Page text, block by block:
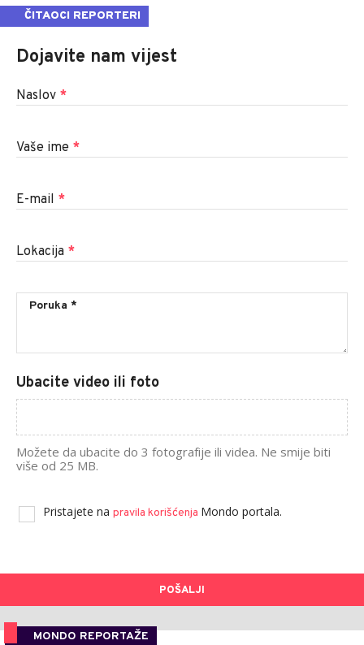
ČITAOCI REPORTERI
Dojavite nam vijest
Naslov *
Vaše ime *
E-mail *
Lokacija *
Ubacite video ili foto
Možete da ubacite do 3 fotografije ili videa. Ne smije biti
više od 25 MB.
Pristajete na pravila korišćenja Mondo portala.
POŠALJI
MONDO REPORTAŽE